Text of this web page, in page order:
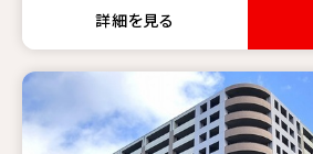
詳細を見る